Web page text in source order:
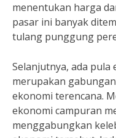
menentukan harga
pasar ini banyak
tulang punggung
Selanjutnya, ada
merupakan
ekonomi terencana.
ekonomi campuran
menggabungkan